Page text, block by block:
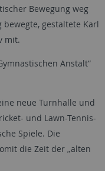
Bewegung weg
gestaltete Karl
mit.
Anstalt“
neue Turnhalle und
und Lawn-Tennis-
Spiele. Die
die Zeit der „alten